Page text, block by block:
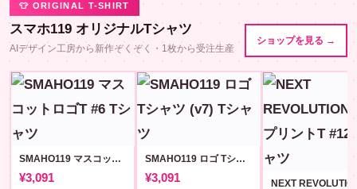
👕 ORIGINAL T-SHIRT
スマホ119 オリジナルTシャツ
AIデザイン工房から新作ぞくぞく・1枚から受注生産
ショップを見る →
SMAHO119 マスコットロゴT #6
¥3,091
SMAHO119 ロゴ Tシャツ (v7)
¥3,091